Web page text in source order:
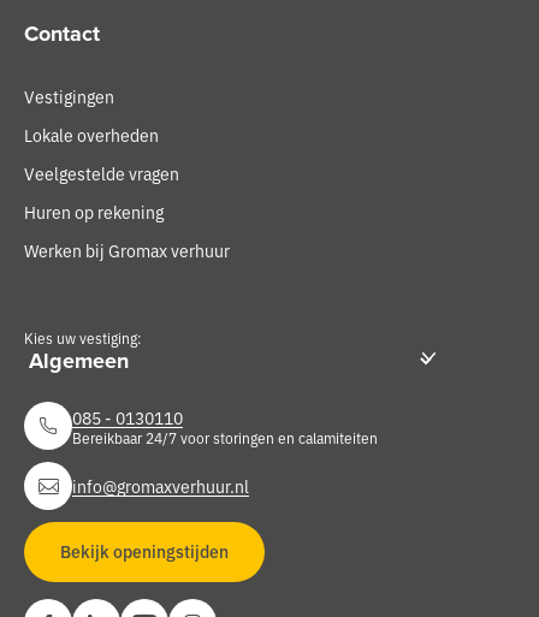
Contact
Vestigingen
Lokale overheden
Veelgestelde vragen
Huren op rekening
Werken bij Gromax verhuur
Kies uw vestiging:
085 - 0130110
Bereikbaar 24/7 voor storingen en calamiteiten
info@gromaxverhuur.nl
Bekijk openingstijden